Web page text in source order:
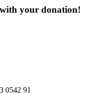
your donation!
0542 91